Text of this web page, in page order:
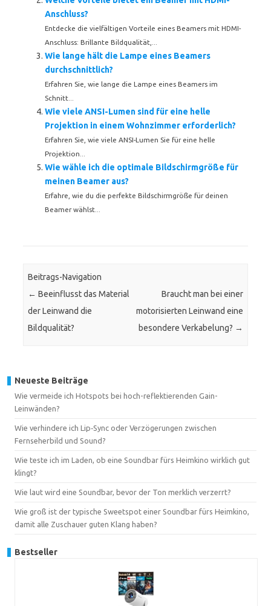
Anschluss?
Entdecke die vielfältigen Vorteile eines Beamers mit HDMI-
Anschluss: Brillante Bildqualität,...
Wie lange hält die Lampe eines Beamers
durchschnittlich?
Erfahren Sie, wie lange die Lampe eines Beamers im
Schnitt...
Wie viele ANSI-Lumen sind für eine helle
Projektion in einem Wohnzimmer erforderlich?
Erfahren Sie, wie viele ANSI-Lumen Sie für eine helle
Projektion...
Wie wähle ich die optimale Bildschirmgröße für
meinen Beamer aus?
Erfahre, wie du die perfekte Bildschirmgröße für deinen
Beamer wählst...
Beitrags-Navigation
← Beeinflusst das Material
der Leinwand die
Bildqualität?
Braucht man bei einer
motorisierten Leinwand eine
besondere Verkabelung? →
Neueste Beiträge
Wie vermeide ich Hotspots bei hoch-reflektierenden Gain-
Leinwänden?
Wie verhindere ich Lip‑Sync oder Verzögerungen zwischen
Fernseherbild und Sound?
Wie teste ich im Laden, ob eine Soundbar fürs Heimkino wirklich gut
klingt?
Wie laut wird eine Soundbar, bevor der Ton merklich verzerrt?
Wie groß ist der typische Sweetspot einer Soundbar fürs Heimkino,
damit alle Zuschauer guten Klang haben?
Bestseller